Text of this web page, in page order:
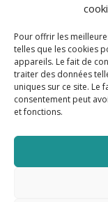
Pour offrir les
telles que les cookies
appareils. Le fait de
traiter des données
uniques sur ce site. Le
consentement peut
et fonctions.
FAIRE UN